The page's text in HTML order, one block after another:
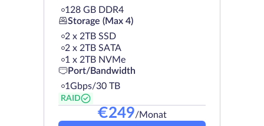
128 GB DDR4
Storage (Max 4)
2 х 2TB SSD
2 х 2TB SATA
1 х 2TB NVMe
Port/Bandwidth
1Gbps/30 TB
RAID
€249/Monat